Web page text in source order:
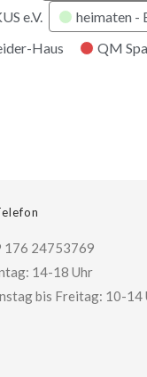
e.V.
heimaten -
Haus
QM
176 24753769
14-18 Uhr
bis Freitag: 10-14